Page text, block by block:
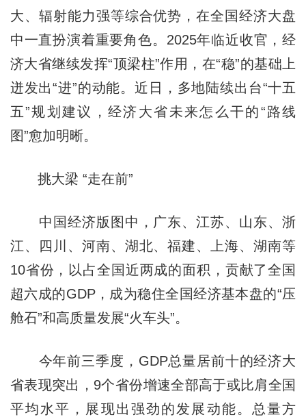
大、辐射能力强等综合优势，在全国经济大盘
中一直扮演着重要角色。2025年临近收官，经
济大省继续发挥“顶梁柱”作用，在“稳”的基础上
迸发出“进”的动能。近日，多地陆续出台“十五
五”规划建议，经济大省未来怎么干的“路线
图”愈加明晰。
挑大梁 “走在前”
中国经济版图中，广东、江苏、山东、浙
江、四川、河南、湖北、福建、上海、湖南等
10省份，以占全国近两成的面积，贡献了全国
超六成的GDP，成为稳住全国经济基本盘的“压
舱石”和高质量发展“火车头”。
今年前三季度，GDP总量居前十的经济大
省表现突出，9个省份增速全部高于或比肩全国
平均水平，展现出强劲的发展动能。总量方